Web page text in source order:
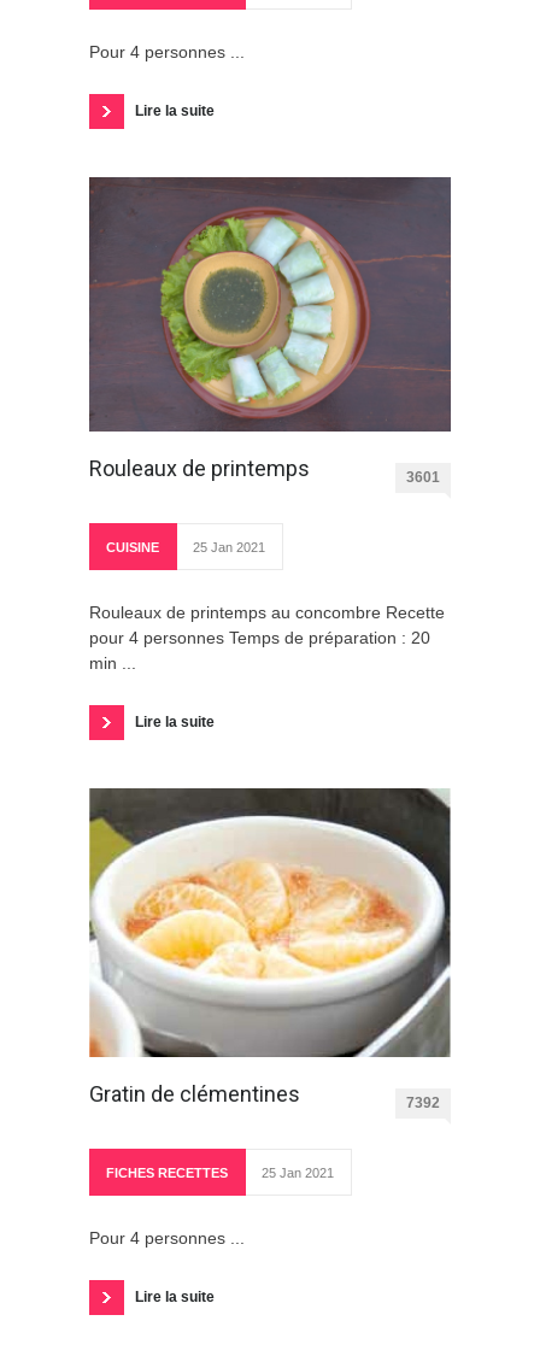
Pour 4 personnes ...
Lire la suite
Rouleaux de printemps 3601
CUISINE 25 Jan 2021
Rouleaux de printemps au concombre Recette
pour 4 personnes Temps de préparation : 20
min ...
Lire la suite
Gratin de clémentines 7392
FICHES RECETTES 25 Jan 2021
Pour 4 personnes ...
Lire la suite